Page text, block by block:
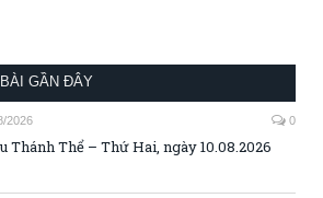
BÀI GẦN ĐÂY
2026 0
Thánh Thể – Thứ Hai, ngày 10.08.2026